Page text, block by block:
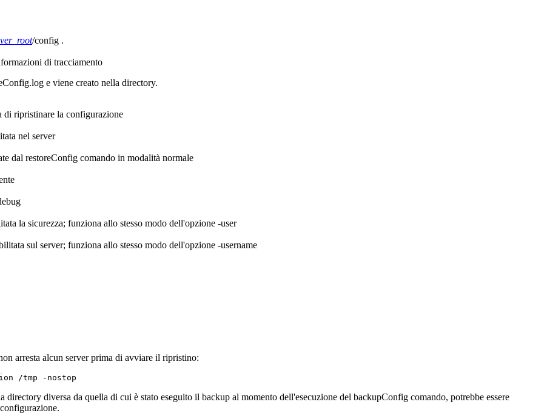
/config .
di tracciamento
e viene creato nella directory.
di ripristinare la configurazione
nel server
dal restoreConfig comando in modalità normale
la sicurezza; funziona allo stesso modo dell'opzione -user
sul server; funziona allo stesso modo dell'opzione -username
arresta alcun server prima di avviare il ripristino:
/tmp -nostop
directory diversa da quella di cui è stato eseguito il backup al momento dell'esecuzione del backupConfig comando, potrebbe essere